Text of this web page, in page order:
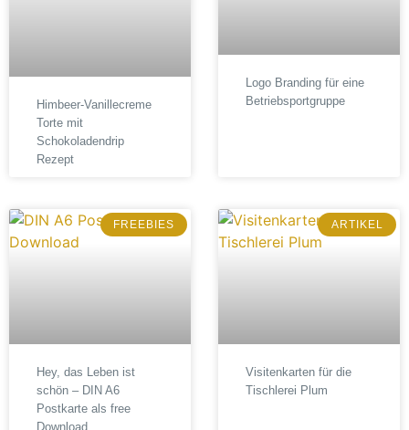
Himbeer-Vanillecreme
Torte mit
Schokoladendrip
Rezept
Logo Branding für eine
Betriebsportgruppe
FREEBIES
Hey, das Leben ist
schön – DIN A6
Postkarte als free
Download
ARTIKEL
Visitenkarten für die
Tischlerei Plum